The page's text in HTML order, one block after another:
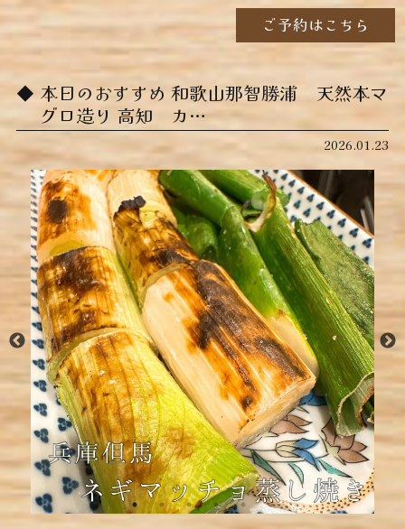
ご予約はこちら
本日のおすすめ ︎和歌山那智勝浦 天然本マ
グロ造り ︎高知 カ…
2026.01.23